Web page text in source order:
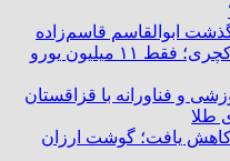
ابوالقاسم قاسم‌زاده
رونالدو و ۱۳ ماشین اسپرت لاکچری؛ فقط ۱۱ میلیون یورو
و فناورانه با قزاقستان
طلا
زنده ۳۰ درصد کاهش یافت؛ گوشت ارزان